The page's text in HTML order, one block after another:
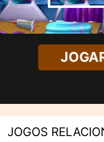
JOGOS